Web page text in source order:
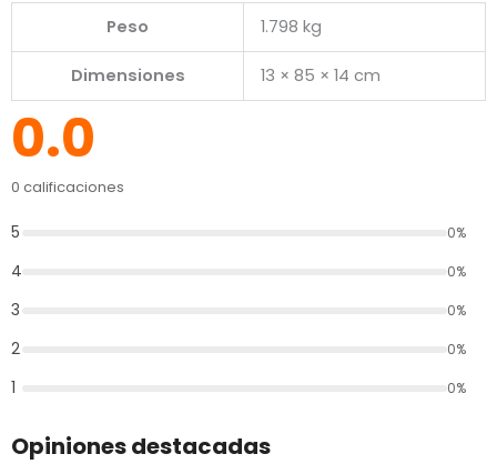
Peso
1.798 kg
Dimensiones 13 × 85 × 14 cm
0.0
0 calificaciones
5 0%
4 0%
3 0%
2 0%
1 0%
Opiniones destacadas